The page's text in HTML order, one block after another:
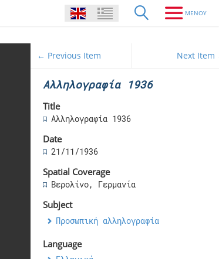
← Previous Item Next
Αλληλογραφία 1936
Title
Αλληλογραφία 1936
Date
21/11/1936
Spatial Coverage
Βερολίνο, Γερμανία
Subject
Προσωπική αλληλογραφία
Language